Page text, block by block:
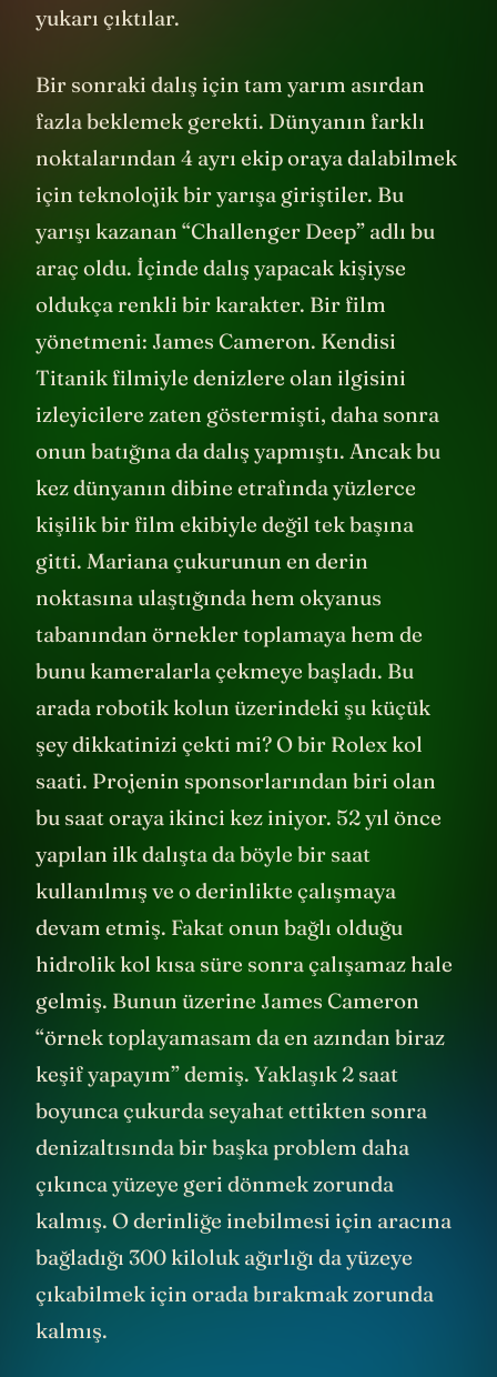
yukarı çıktılar.
Bir sonraki dalış için tam yarım asırdan
fazla beklemek gerekti. Dünyanın farklı
noktalarından 4 ayrı ekip oraya dalabilmek
için teknolojik bir yarışa giriştiler. Bu
yarışı kazanan “Challenger Deep” adlı bu
araç oldu. İçinde dalış yapacak kişiyse
oldukça renkli bir karakter. Bir film
yönetmeni: James Cameron. Kendisi
Titanik filmiyle denizlere olan ilgisini
izleyicilere zaten göstermişti, daha sonra
onun batığına da dalış yapmıştı. Ancak bu
kez dünyanın dibine etrafında yüzlerce
kişilik bir film ekibiyle değil tek başına
gitti. Mariana çukurunun en derin
noktasına ulaştığında hem okyanus
tabanından örnekler toplamaya hem de
bunu kameralarla çekmeye başladı. Bu
arada robotik kolun üzerindeki şu küçük
şey dikkatinizi çekti mi? O bir Rolex kol
saati. Projenin sponsorlarından biri olan
bu saat oraya ikinci kez iniyor. 52 yıl önce
yapılan ilk dalışta da böyle bir saat
kullanılmış ve o derinlikte çalışmaya
devam etmiş. Fakat onun bağlı olduğu
hidrolik kol kısa süre sonra çalışamaz hale
gelmiş. Bunun üzerine James Cameron
“örnek toplayamasam da en azından biraz
keşif yapayım” demiş. Yaklaşık 2 saat
boyunca çukurda seyahat ettikten sonra
denizaltısında bir başka problem daha
çıkınca yüzeye geri dönmek zorunda
kalmış. O derinliğe inebilmesi için aracına
bağladığı 300 kiloluk ağırlığı da yüzeye
çıkabilmek için orada bırakmak zorunda
kalmış.